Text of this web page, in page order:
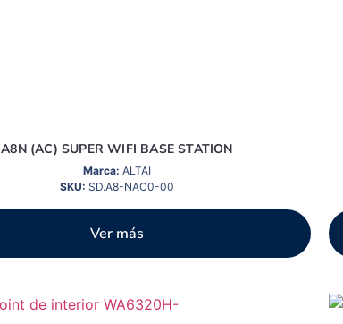
A8N (AC) SUPER WIFI BASE STATION
Marca: ALTAI
SKU: SD.A8-NAC0-00
Ver más